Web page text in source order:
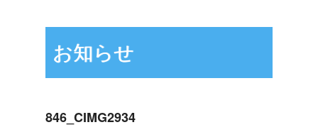
お知らせ
846_CIMG2934